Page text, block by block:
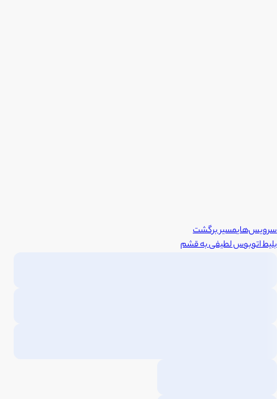
سرویس‌هایمسیر برگشت
بلیط اتوبوسلطیفیبهقشم